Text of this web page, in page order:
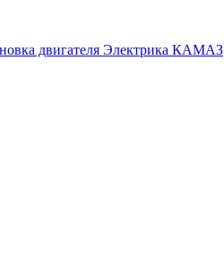
двигателя Электрика КАМАЗ